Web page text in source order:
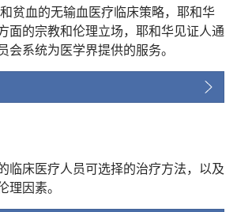
贫血的无输血医疗临床策略，耶和华
面的宗教和伦理立场，耶和华见证人通
会系统为医学界提供的服务。
临床医疗人员可选择的治疗方法，以及
理因素。